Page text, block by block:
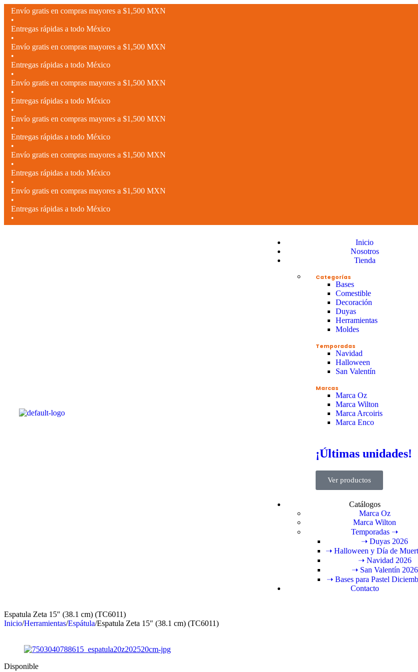
Envío gratis en compras mayores a $1,500 MXN
•
Entregas rápidas a todo México
•
Envío gratis en compras mayores a $1,500 MXN
•
Entregas rápidas a todo México
•
Envío gratis en compras mayores a $1,500 MXN
•
Entregas rápidas a todo México
•
Envío gratis en compras mayores a $1,500 MXN
•
Entregas rápidas a todo México
•
Envío gratis en compras mayores a $1,500 MXN
•
Entregas rápidas a todo México
•
Envío gratis en compras mayores a $1,500 MXN
•
Entregas rápidas a todo México
•
Inicio
Nosotros
Tienda
Categorías
Bases
Comestible
Decoración
Duyas
Herramientas
Moldes
Temporadas
Navidad
Halloween
San Valentín
Marcas
Marca Oz
Marca Wilton
Marca Arcoiris
Marca Enco
¡Últimas unidades!
Ver productos
Catálogos
Marca Oz
Marca Wilton
Temporadas ➝
➝ Duyas 2026
➝ Halloween y Día de
➝ Navidad 2026
➝ San Valentín 2026
➝ Bases para Pastel
Contacto
Espatula Zeta 15″ (38.1 cm) (TC6011)
Inicio/Herramientas/Espátula/Espatula Zeta 15″ (38.1 cm) (TC6011)
Disponible